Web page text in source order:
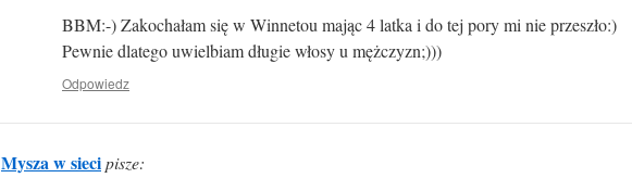
BBM:-) Zakochałam się w Winnetou mając 4 latka i do tej pory mi nie przeszło:)
Pewnie dlatego uwielbiam długie włosy u mężczyzn;)))
Odpowiedz
Mysza w siecipisze: